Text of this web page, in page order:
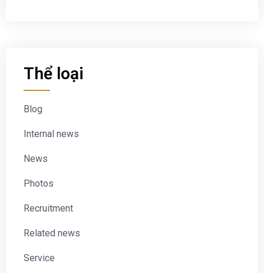
Thể loại
Blog
Internal news
News
Photos
Recruitment
Related news
Service